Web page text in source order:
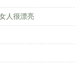
人很漂亮